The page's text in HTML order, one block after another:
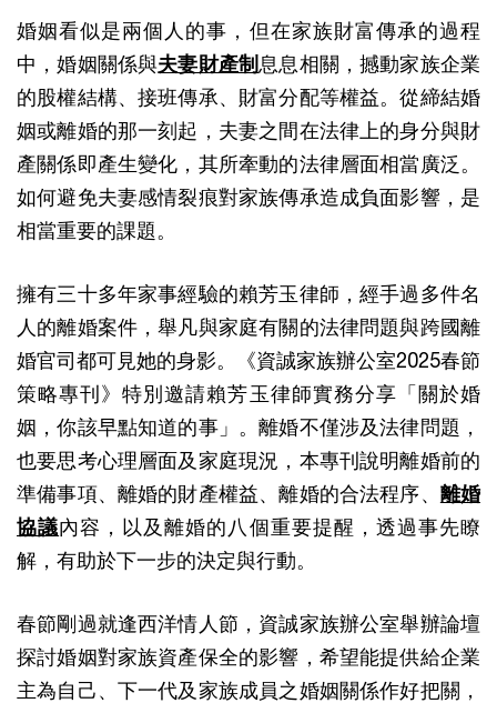
婚姻看似是兩個人的事，但在家族財富傳承的過程
中，婚姻關係與夫妻財產制 息息相關，撼動家族企業
的股權結構、接班傳承、財富分配等權益。從締結婚
姻或離婚的那一刻起，夫妻之間在法律上的身分與財
產關係即產生變化，其所牽動的法律層面相當廣泛。
如何避免夫妻感情裂痕對家族傳承造成負面影響，是
相當重要的課題。
擁有三十多年家事經驗的賴芳玉律師，經手過多件名
人的離婚案件，舉凡與家庭有關的法律問題與跨國離
婚官司都可見她的身影。《資誠家族辦公室2025春節
策略專刊》特別邀請賴芳玉律師實務分享「關於婚
姻，你該早點知道的事」。離婚不僅涉及法律問題，
也要思考心理層面及家庭現況，本專刊說明離婚前的
準備事項、離婚的財產權益、離婚的合法程序、 離婚
協議內容，以及離婚的八個重要提醒，透過事先瞭
解，有助於下一步的決定與行動。
春節剛過就逢西洋情人節，資誠家族辦公室舉辦論壇
探討婚姻對家族資產保全的影響，希望能提供給企業
主為自己、下一代及家族成員之婚姻關係作好把關，